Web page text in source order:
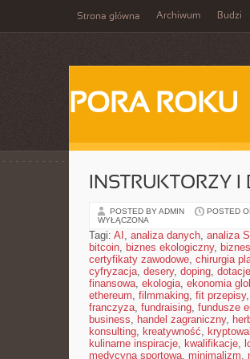
Strona główna Archiwum Budzi
PORA ROKU
INSTRUKTORZY I
POSTED BY ADMIN POSTED
WYŁĄCZONA
Tagi: AI , analiza danych, analiza
bitcoin, biznes ekologiczny,
certyfikaty zawodowe, chirurgia
cyfryzacja, desery, doping, dotacje
finansowa, ekologia, ekonomia
ethereum, filmmaking, fit przepisy,
franczyza, fundraising, fundusze
business, handel zagraniczny,
konsulting, kreatywność,
kulinarne inspiracje, kwalifikacje,
medycyna sportowa, minimalizm,